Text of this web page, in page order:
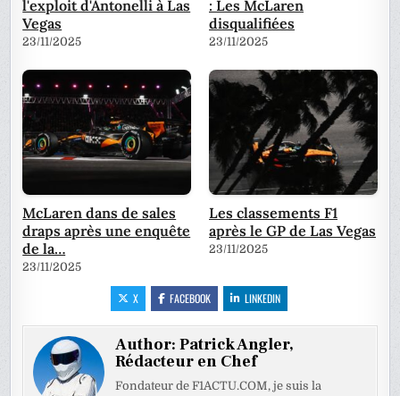
l'exploit d'Antonelli à Las
Vegas
23/11/2025
: Les McLaren
disqualifiées
23/11/2025
McLaren dans de sales
draps après une enquête
de la…
23/11/2025
Les classements F1
après le GP de Las Vegas
23/11/2025
X FACEBOOK LINKEDIN
Author:Patrick Angler,
Rédacteur en Chef
Fondateur de F1ACTU.COM, je suis la